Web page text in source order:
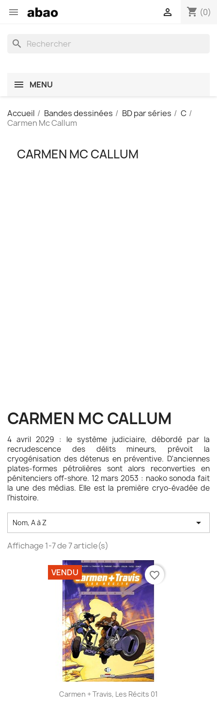
 shopping_cart (0)

search
MENU
Accueil Bandes dessinées BD par séries
C
Carmen Mc Callum
CARMEN MC CALLUM
CARMEN MC CALLUM
4 avril 2029 : le système judiciaire, débordé par la
recrudescence des délits mineurs, prévoit la
cryogénisation des détenus en préventive. D'anciennes
plates-formes pétrolières sont alors reconverties en
pénitenciers off-shore. 12 mars 2053 : naoko sonoda fait
la une des médias. Elle est la première cryo-évadée de
l'histoire.
Nom, A à Z 
Affichage 1-7 de 7 article(s)
Carmen + Travis, Les Récits 01
VENDU favorite_border